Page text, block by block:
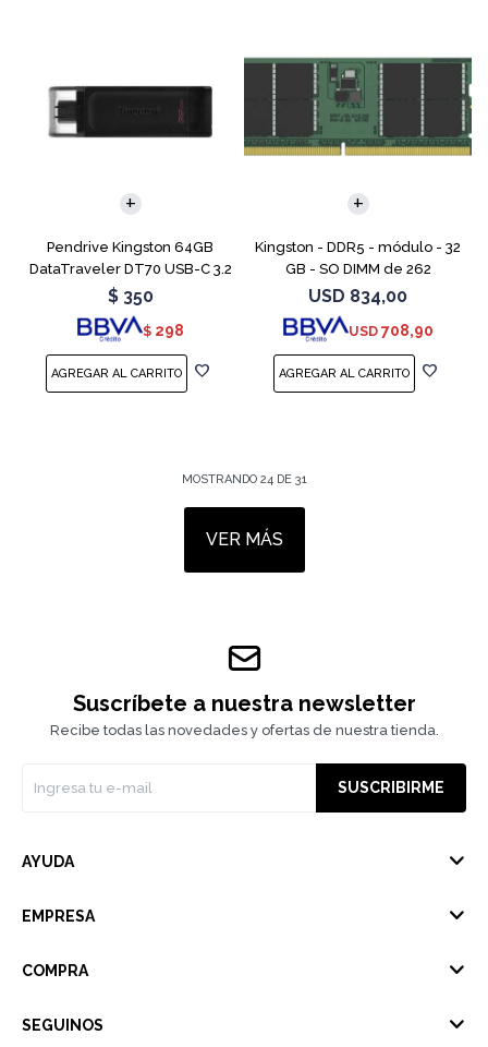
Pendrive Kingston 64GB
DataTraveler DT70 USB-C 3.2
$ 350
$ 298
Kingston - DDR5 - módulo - 32
GB - SO DIMM de 262
contactos - 5600 MT/s / PC5-
44800 - CL46 - 1.1 V - sin
búfer - no ECC
USD 834,00
USD 708,90
MOSTRANDO 24DE 31
VER MÁS
Suscríbete a nuestra newsletter
Recibe todas las novedades y ofertas de nuestra tienda.
SUSCRIBIRME
AYUDA
EMPRESA
COMPRA
SEGUINOS